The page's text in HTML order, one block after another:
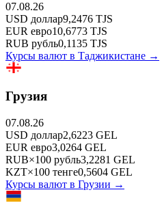
07.08.26
USD доллар9,2476 TJS
EUR евро10,6773 TJS
RUB рубль0,1135 TJS
Курсы валют в Таджикистане →
Грузия
07.08.26
USD доллар2,6223 GEL
EUR евро3,0264 GEL
RUB×100 рубль3,2281 GEL
KZT×100 тенге0,5604 GEL
Курсы валют в Грузии →